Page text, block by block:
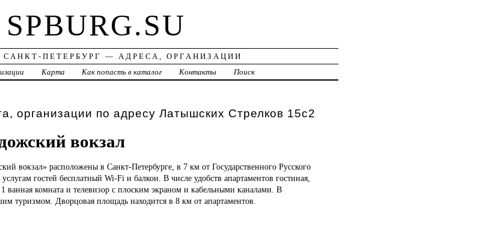
SPBURG.SU
ПЕТЕРБУРГ — АДРЕСА, ОРГАНИЗАЦИИ
Карта Как попасть в каталог Контакты Поиск
организации по адресу Латышских Стрелков 15с2
вокзал
вокзал» расположены в Санкт-Петербурге, в 7 км от Государственного Русского
гостей бесплатный Wi-Fi и балкон. В числе удобств апартаментов гостиная,
ванная комната и телевизор с плоским экраном и кабельными каналами. В
туризмом. Дворцовая площадь находится в 8 км от апартаментов.